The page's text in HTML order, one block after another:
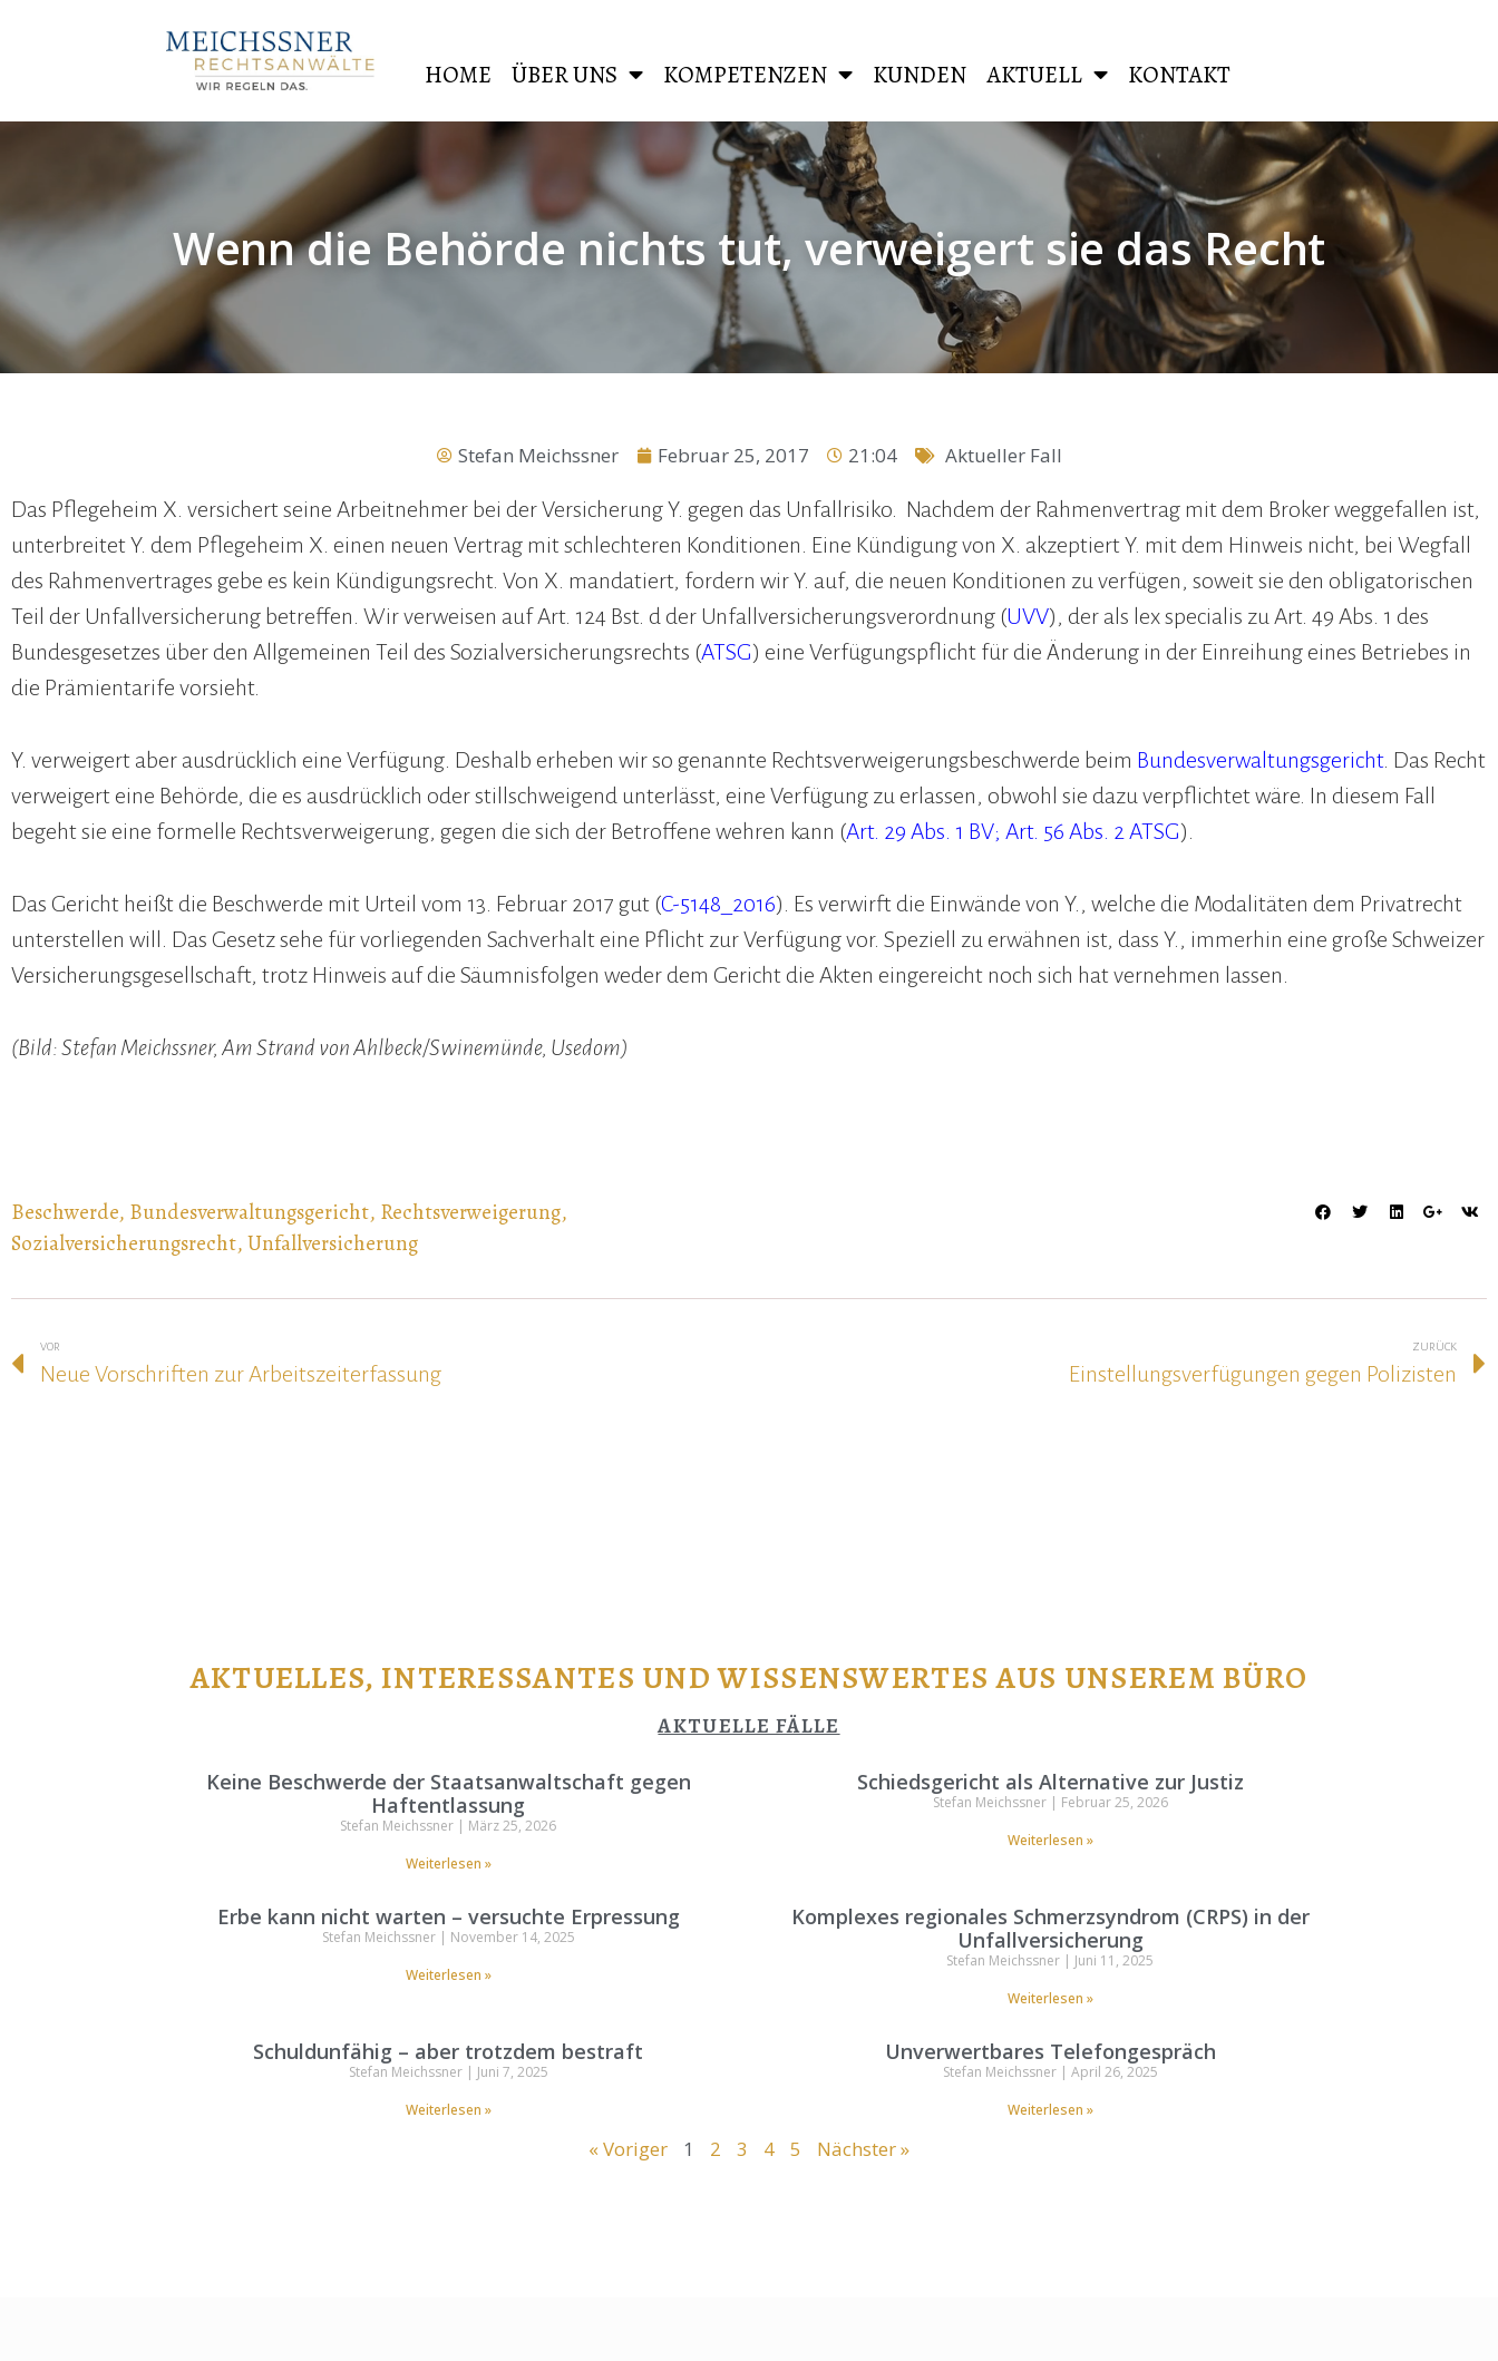
HOME ÜBER UNS KOMPETENZEN KUNDEN AKTUELL KONTAKT
Wenn die Behörde nichts tut, verweigert sie das Recht
Stefan Meichssner Februar 25, 2017 21:04 Aktueller Fall
Das Pflegeheim X. versichert seine Arbeitnehmer bei der Versicherung Y. gegen das Unfallrisiko. Nachdem der Rahmenvertrag mit dem Broker weggefallen ist,
unterbreitet Y. dem Pflegeheim X. einen neuen Vertrag mit schlechteren Konditionen. Eine Kündigung von X. akzeptiert Y. mit dem Hinweis nicht, bei Wegfall
des Rahmenvertrages gebe es kein Kündigungsrecht. Von X. mandatiert, fordern wir Y. auf, die neuen Konditionen zu verfügen, soweit sie den obligatorischen
Teil der Unfallversicherung betreffen. Wir verweisen auf Art. 124 Bst. d der Unfallversicherungsverordnung (UVV), der als lex specialis zu Art. 49 Abs. 1 des
Bundesgesetzes über den Allgemeinen Teil des Sozialversicherungsrechts (ATSG) eine Verfügungspflicht für die Änderung in der Einreihung eines Betriebes in
die Prämientarife vorsieht.
Y. verweigert aber ausdrücklich eine Verfügung. Deshalb erheben wir so genannte Rechtsverweigerungsbeschwerde beim Bundesverwaltungsgericht. Das Recht
verweigert eine Behörde, die es ausdrücklich oder stillschweigend unterlässt, eine Verfügung zu erlassen, obwohl sie dazu verpflichtet wäre. In diesem Fall
begeht sie eine formelle Rechtsverweigerung, gegen die sich der Betroffene wehren kann (Art. 29 Abs. 1 BV; Art. 56 Abs. 2 ATSG).
Das Gericht heißt die Beschwerde mit Urteil vom 13. Februar 2017 gut (C-5148_2016). Es verwirft die Einwände von Y., welche die Modalitäten dem Privatrecht
unterstellen will. Das Gesetz sehe für vorliegenden Sachverhalt eine Pflicht zur Verfügung vor. Speziell zu erwähnen ist, dass Y., immerhin eine große Schweizer
Versicherungsgesellschaft, trotz Hinweis auf die Säumnisfolgen weder dem Gericht die Akten eingereicht noch sich hat vernehmen lassen.
(Bild: Stefan Meichssner, Am Strand von Ahlbeck/Swinemünde, Usedom)
Beschwerde, Bundesverwaltungsgericht, Rechtsverweigerung,
Sozialversicherungsrecht,Unfallversicherung
VOR
Neue Vorschriften zur Arbeitszeiterfassung
ZURÜCK
Einstellungsverfügungen gegen Polizisten
AKTUELLES, INTERESSANTES UND WISSENSWERTES AUS UNSEREM BÜRO
AKTUELLE FÄLLE
Keine Beschwerde der Staatsanwaltschaft gegen
Haftentlassung
Stefan Meichssner
März 25, 2026
Weiterlesen »
Schiedsgericht als Alternative zur Justiz
Stefan Meichssner
Februar 25, 2026
Weiterlesen »
Erbe kann nicht warten – versuchte Erpressung
Stefan Meichssner
November 14, 2025
Weiterlesen »
Komplexes regionales Schmerzsyndrom (CRPS) in der
Unfallversicherung
Stefan Meichssner
Juni 11, 2025
Weiterlesen »
Schuldunfähig – aber trotzdem bestraft
Stefan Meichssner
Juni 7, 2025
Weiterlesen »
Unverwertbares Telefongespräch
Stefan Meichssner
April 26, 2025
Weiterlesen »
« Voriger 1 2 3 4 5 Nächster »